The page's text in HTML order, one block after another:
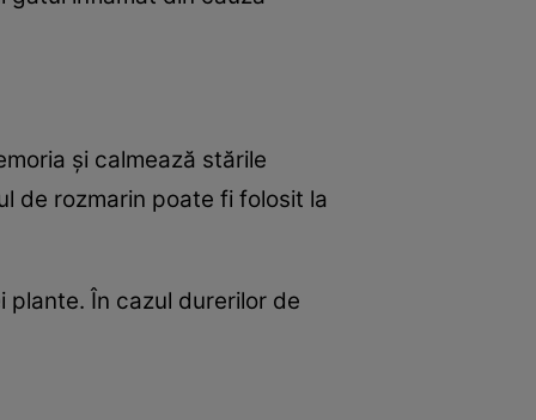
şi calmează stările
de rozmarin poate fi folosit la
În cazul durerilor de